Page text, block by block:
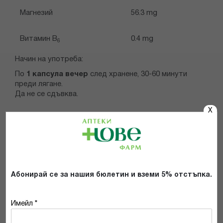
X
Абонирай се за нашия бюлетин и вземи 5% отстъпка.
Имейл *
Магнезий 56.3 mg
Витамин B6 0.4 mg
Начин на употреба:
По 1 капсула вечер след хранене, 30-60 минути
преди лягане.
Да не се сдъвква.
КАКВО Е ВАШЕТО МНЕНИЕ ЗА: